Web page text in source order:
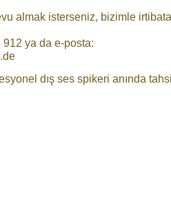
almak isterseniz, bizimle irtibata
ya da e-posta:
dış ses spikeri anında